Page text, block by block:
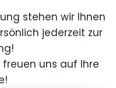
stehen wir Ihnen
jederzeit zur
freuen uns auf Ihre